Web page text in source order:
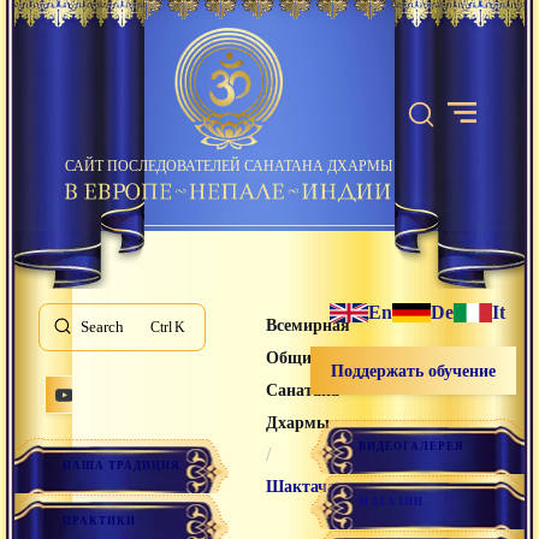
САЙТ ПОСЛЕДОВАТЕЛЕЙ САНАТАНА ДХАРМЫ
Search K
НАША ТРАДИЦИЯ
ПРАКТИКИ
Всемирная
Община
Санатана
Дхармы
/
Шактачара
En De It
Поддержать обучение
ВИДЕОГАЛЕРЕЯ
МАГАЗИН